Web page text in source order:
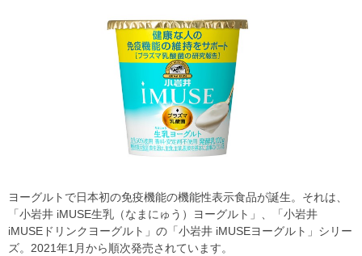
ヨーグルトで日本初の免疫機能の機能性表示食品が誕生。それは、
「小岩井 iMUSE生乳（なまにゅう）ヨーグルト」、「小岩井
iMUSEドリンクヨーグルト」の「小岩井 iMUSEヨーグルト」シリー
ズ。2021年1月から順次発売されています。